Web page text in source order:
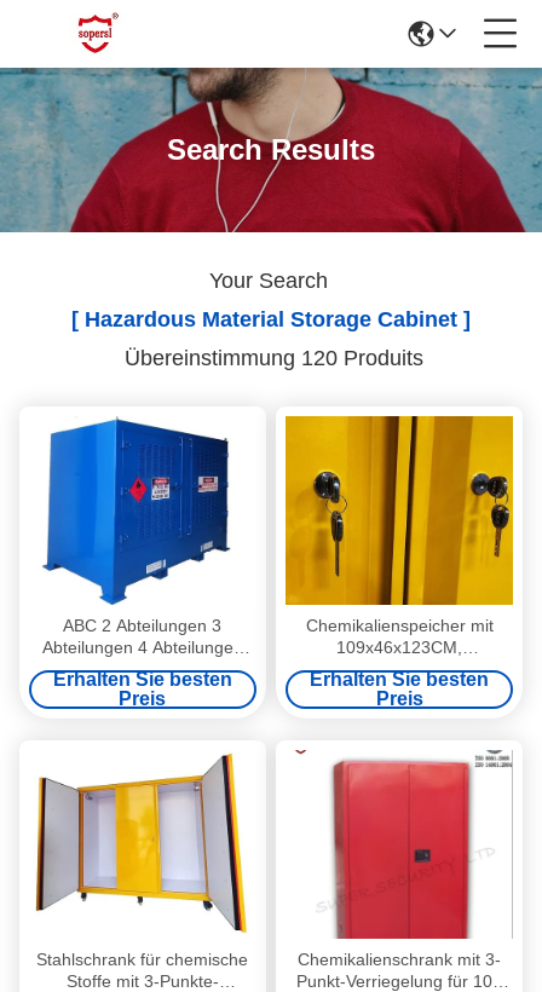
Search Results
Your Search
[ Hazardous Material Storage Cabinet ]
Übereinstimmung 120 Produits
ABC 2 Abteilungen 3
Abteilungen 4 Abteilungen
Chemikalienspeicher
Schrank für gefährliche
Stoffe
Erhalten Sie besten
Preis
Chemikalienspeicher mit
109x46x123CM,
109x46x165CM und
109x86x165CM für die
Lagerung gefährlicher Stoffe
Erhalten Sie besten
Preis
Stahlschrank für chemische
Stoffe mit 3-Punkte-
Chemikalienschrank mit 3-
Punkt-Verriegelung für 100